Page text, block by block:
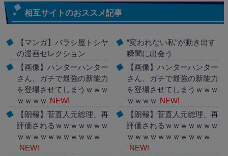
相互サイトのおススメ記事
【マンガ】バラシ屋トシヤ
の漫画セレクション
【画像】ハンターハンター
さん、ガチで最強の新能力
を登場させてしまうｗｗｗ
ｗｗｗｗ NEW!
【朗報】菅直人元総理、再
評価されるｗｗｗｗｗｗｗ
ｗｗｗｗｗｗｗｗｗｗｗ
NEW!
“変われない私”が動き出す
瞬間に出会う
【画像】ハンターハンター
さん、ガチで最強の新能力
を登場させてしまうｗｗｗ
ｗｗｗｗ NEW!
【朗報】菅直人元総理、再
評価されるｗｗｗｗｗｗｗ
ｗｗｗｗｗｗｗｗｗｗｗ
NEW!